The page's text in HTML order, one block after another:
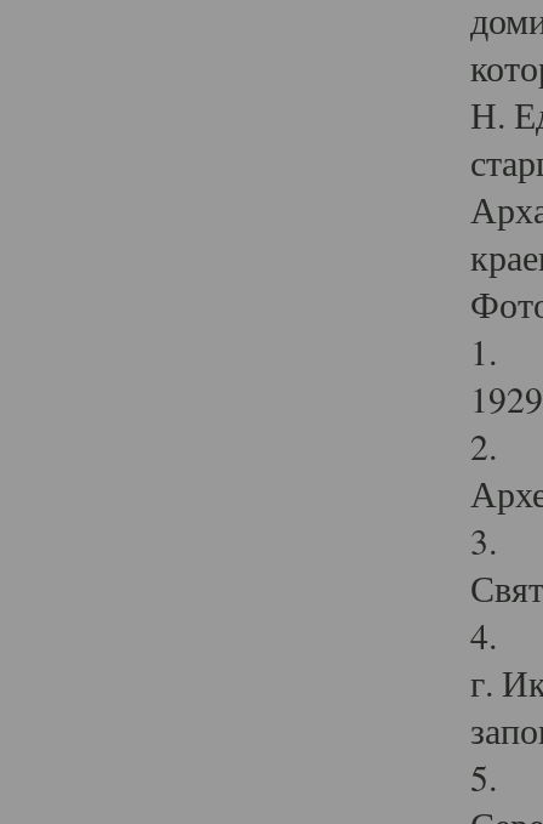
Н.
1.
2.
3.
4.
г.
5.